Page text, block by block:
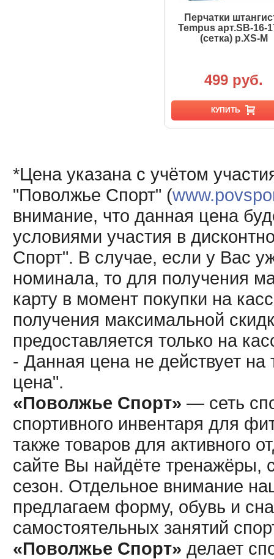
Перчатки
Tempus арт.SB-16-
(сетка) р.XS-M
499 руб.
КУПИТЬ
*Цена указана с учётом
"Поволжье Спорт" (
внимание, что данная цена
условиями участия в
Спорт". В случае, если у Вас
номинала, то для получения
карту в момент покупки на
получения максимальной
предоставляется только на
- Данная цена не действует
цена".
«Поволжье Спорт» — сеть
спортивного инвентаря для
также товаров для активного
сайте Вы найдёте тренажёры,
сезон. Отдельное внимание
предлагаем форму, обувь и
самостоятельных занятий
«Поволжье Спорт» делает